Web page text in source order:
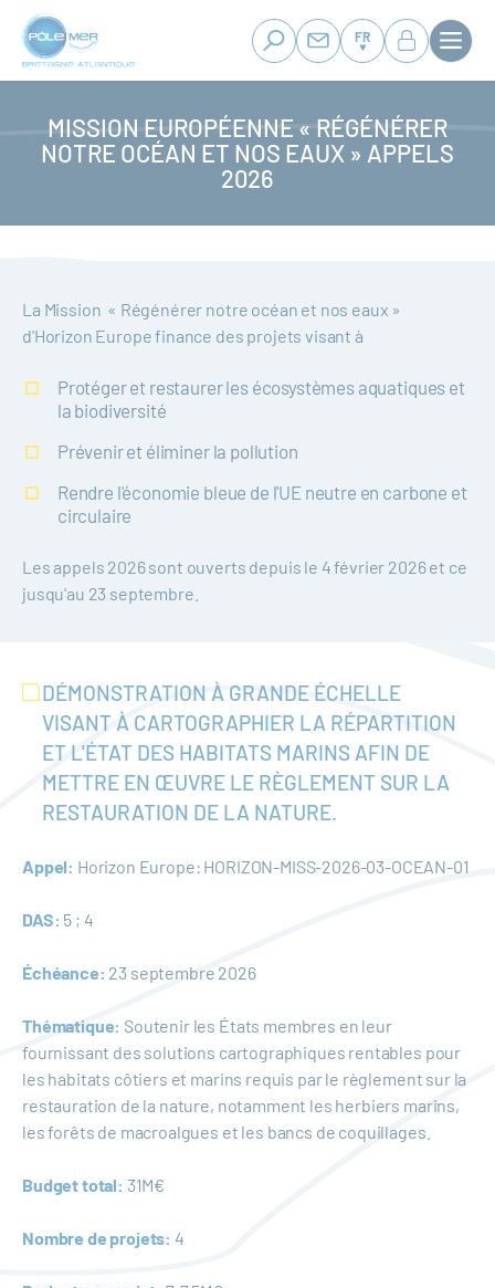
Panneau de gestion des cookies
Aller
contenu
FR
MISSION EUROPÉENNE « RÉGÉNÉRER
NOTRE OCÉAN ET NOS EAUX » APPELS
2026
La Mission « Régénérer notre océan et nos eaux »
d'Horizon Europe finance des projets visant à
Protéger et restaurer les écosystèmes aquatiques et
la biodiversité
Prévenir et éliminer la pollution
Rendre l'économie bleue de l'UE neutre en carbone et
circulaire
Les appels 2026 sont ouverts depuis le 4 février 2026 et ce
jusqu'au 23 septembre.
DÉMONSTRATION À GRANDE ÉCHELLE
VISANT À CARTOGRAPHIER LA RÉPARTITION
ET L'ÉTAT DES HABITATS MARINS AFIN DE
METTRE EN ŒUVRE LE RÈGLEMENT SUR LA
RESTAURATION DE LA NATURE.
Appel: Horizon Europe: HORIZON-MISS-2026-03-OCEAN-01
DAS: 5 ; 4
Échéance: 23 septembre 2026
Thématique: Soutenir les États membres en leur
fournissant des solutions cartographiques rentables pour
les habitats côtiers et marins requis par le règlement sur la
restauration de la nature, notamment les herbiers marins,
les forêts de macroalgues et les bancs de coquillages.
Budget total: 31M€
Nombre de projets: 4